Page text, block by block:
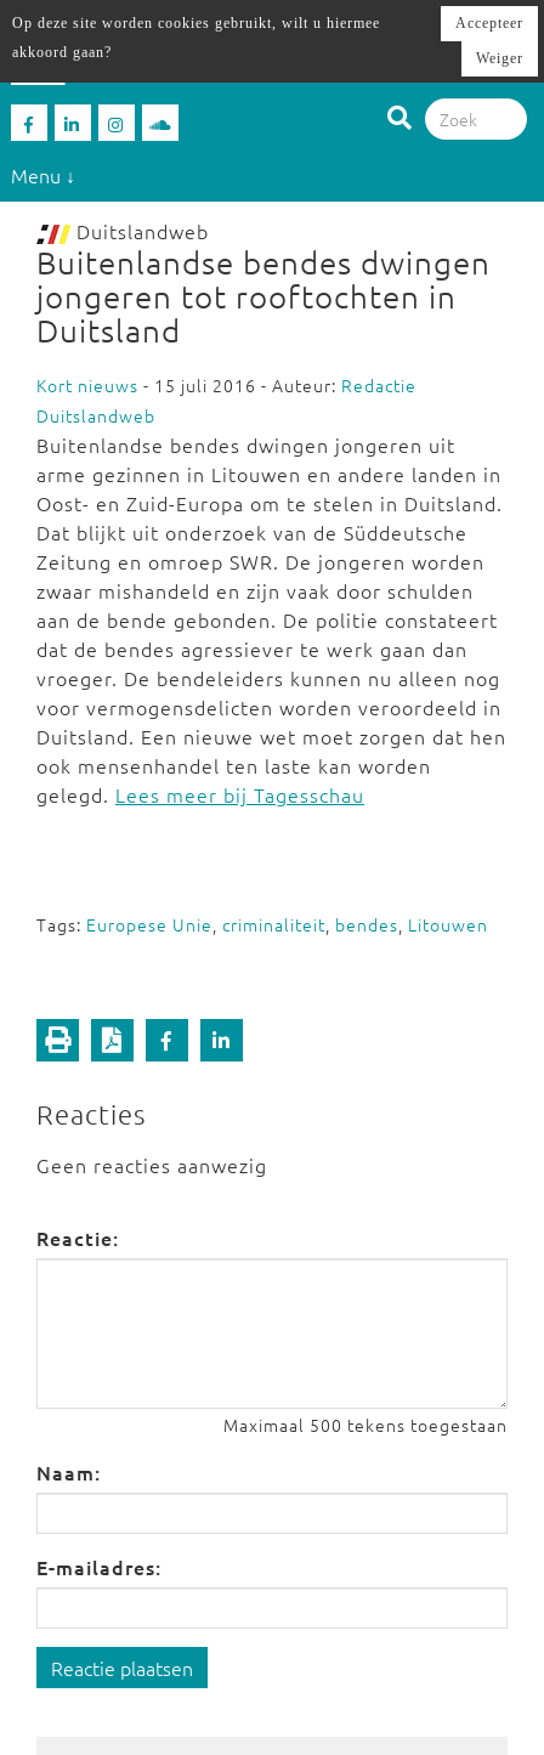
Menu ↓
Duitslandweb
Buitenlandse bendes dwingen
jongeren tot rooftochten in
Duitsland
Kort nieuws - 15 juli 2016 - Auteur: Redactie
Duitslandweb
Buitenlandse bendes dwingen jongeren uit
arme gezinnen in Litouwen en andere landen in
Oost- en Zuid-Europa om te stelen in Duitsland.
Dat blijkt uit onderzoek van de Süddeutsche
Zeitung en omroep SWR. De jongeren worden
zwaar mishandeld en zijn vaak door schulden
aan de bende gebonden. De politie constateert
dat de bendes agressiever te werk gaan dan
vroeger. De bendeleiders kunnen nu alleen nog
voor vermogensdelicten worden veroordeeld in
Duitsland. Een nieuwe wet moet zorgen dat hen
ook mensenhandel ten laste kan worden
gelegd. Lees meer bij Tagesschau
Tags: Europese Unie, criminaliteit, bendes, Litouwen
Reacties
Geen reacties aanwezig
Reactie:
Maximaal 500 tekens toegestaan
Naam:
E-mailadres:
Reactie plaatsen
Op deze site worden cookies gebruikt, wilt u hiermee
akkoord gaan?
Accepteer
Weiger